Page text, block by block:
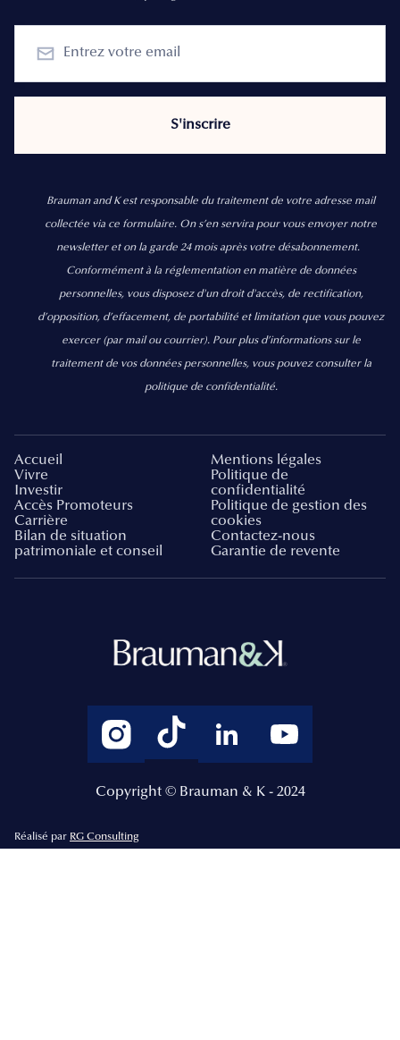
Brauman and K est responsable du traitement de votre adresse mail
collectée via ce formulaire. On s’en servira pour vous envoyer notre
newsletter et on la garde 24 mois après votre désabonnement.
Conformément à la réglementation en matière de données
personnelles, vous disposez d'un droit d'accès, de rectification,
d’opposition, d’effacement, de portabilité et limitation que vous pouvez
exercer (par mail ou courrier). Pour plus d’informations sur le
traitement de vos données personnelles, vous pouvez consulter la
politique de confidentialité.
Accueil
Vivre
Investir
Accès Promoteurs
Carrière
Bilan de situation
patrimoniale et conseil
Mentions légales
Politique de
confidentialité
Politique de gestion des
cookies
Contactez-nous
Garantie de revente
Copyright © Brauman & K - 2024
Réalisé par RG Consulting